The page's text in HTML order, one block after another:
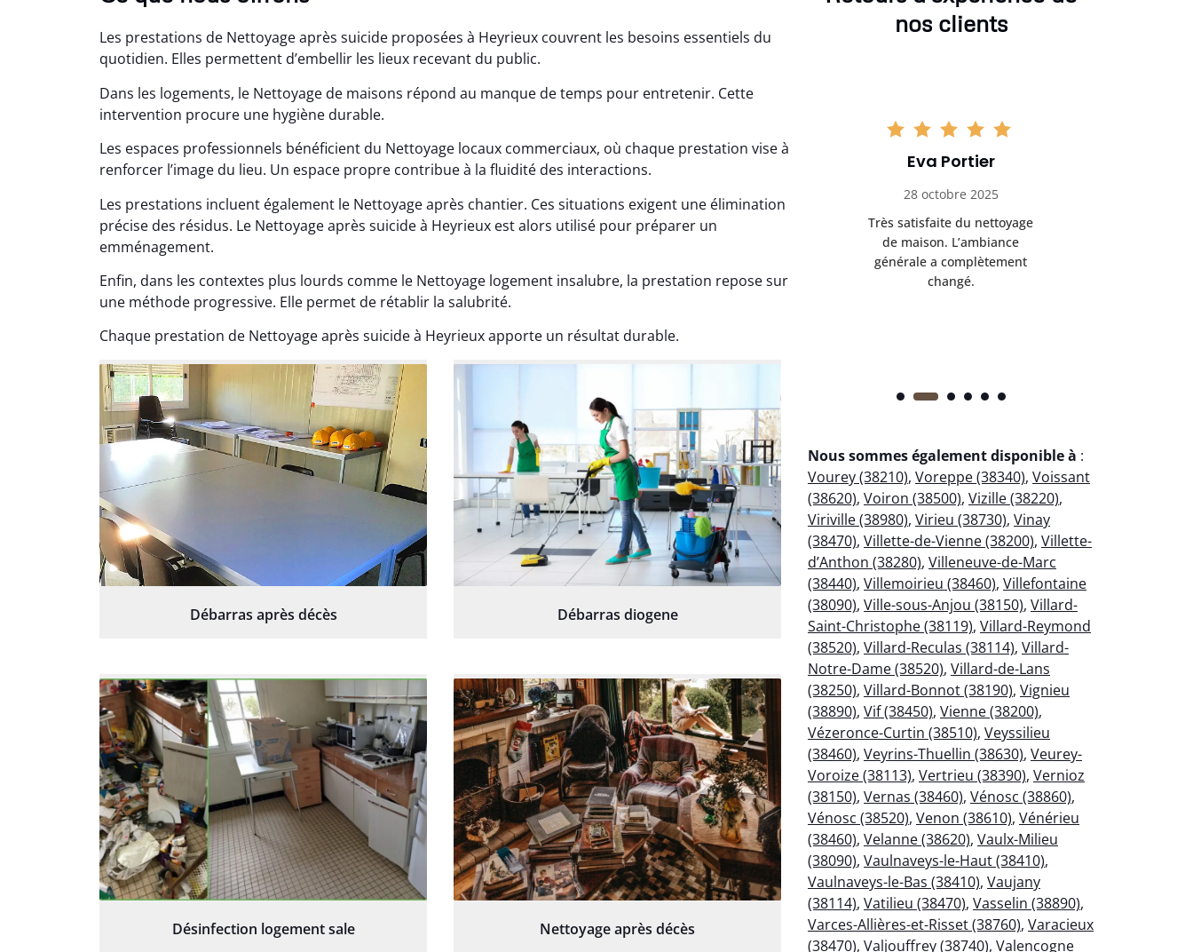
Les prestations de Nettoyage après suicide proposées à Heyrieux couvrent les besoins essentiels du
quotidien. Elles permettent d’embellir les lieux recevant du public.
Dans les logements, le Nettoyage de maisons répond au manque de temps pour entretenir. Cette
intervention procure une hygiène durable.
Les espaces professionnels bénéficient du Nettoyage locaux commerciaux, où chaque prestation vise à
renforcer l’image du lieu. Un espace propre contribue à la fluidité des interactions.
Les prestations incluent également le Nettoyage après chantier. Ces situations exigent une élimination
précise des résidus. Le Nettoyage après suicide à Heyrieux est alors utilisé pour préparer un
emménagement.
Enfin, dans les contextes plus lourds comme le Nettoyage logement insalubre, la prestation repose sur
une méthode progressive. Elle permet de rétablir la salubrité.
Chaque prestation de Nettoyage après suicide à Heyrieux apporte un résultat durable.
Débarras après décès Débarras diogene
Désinfection logement sale Nettoyage après décès
nos clients
Léana Gresset
15 décembre 2025
Nettoyage après chantier
proprement.
Noham Giraudet
16 octobre 2025
Nettoyage d’appartement
rentrant chez soi.
Eva Portier
28 octobre 2025
Très satisfaite du nettoyage
de maison. L’ambiance
générale a complètement
changé.
Nous sommes également disponible à :
Vourey (38210), Voreppe (38340), Voissant
(38620), Voiron (38500), Vizille (38220),
Viriville (38980), Virieu (38730), Vinay
(38470), Villette-de-Vienne (38200), Villette-
d’Anthon (38280), Villeneuve-de-Marc
(38440), Villemoirieu (38460), Villefontaine
(38090), Ville-sous-Anjou (38150), Villard-
Saint-Christophe (38119), Villard-Reymond
(38520), Villard-Reculas (38114), Villard-
Notre-Dame (38520), Villard-de-Lans
(38250), Villard-Bonnot (38190), Vignieu
(38890), Vif (38450), Vienne (38200),
Vézeronce-Curtin (38510), Veyssilieu
(38460), Veyrins-Thuellin (38630), Veurey-
Voroize (38113), Vertrieu (38390), Vernioz
(38150), Vernas (38460), Vénosc (38860),
Vénosc (38520), Venon (38610), Vénérieu
(38460), Velanne (38620), Vaulx-Milieu
(38090), Vaulnaveys-le-Haut (38410),
Vaulnaveys-le-Bas (38410), Vaujany
(38114), Vatilieu (38470), Vasselin (38890),
Varces-Allières-et-Risset (38760), Varacieux
(38470), Valjouffrey (38740), Valencogne